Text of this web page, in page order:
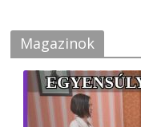
Magazinok